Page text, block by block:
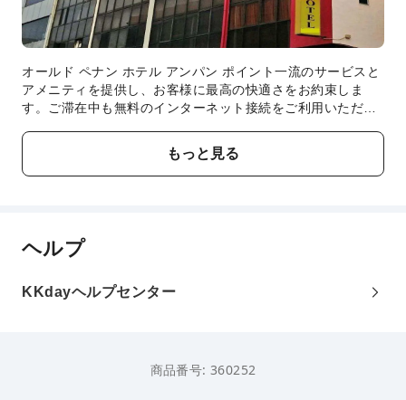
オールド ペナン ホテル アンパン ポイント一流のサービスと
アメニティを提供し、お客様に最高の快適さをお約束しま
す。ご滞在中も無料のインターネット接続をご利用いただけ
との往復を手配しましょう。当宿泊施設では、バリアフリー
対応の駐車場をご利用いただけます。 フロントデスクチーム
は、コンシェルジュサービスなどのアメニティでお客様を親
限にお楽しみいただけます。コンビニエンスストアがあれ
ば、急な買い物にもすぐに対応できるため、外出する必要が
提供しております。 喫煙は指定された喫煙ゾーンに限られま
リネンサービスを提供しています。一部の客室では、室内ビ
デオストリーミング、日刊新聞、テレビなどのアミューズメ
もっと見る
ヘルプ
KKdayヘルプセンター
商品番号: 360252